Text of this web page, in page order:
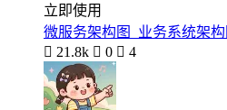
立即使用
微服务架构图_业务系统架
 21.8k  0  4